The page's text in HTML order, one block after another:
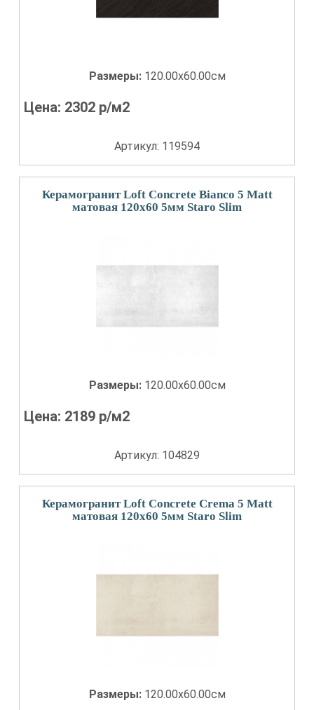
Размеры: 120.00x60.00см
Цена: 2302 р/м2
Артикул: 119594
Керамогранит Loft Concrete Bianco 5 Matt
матовая 120x60 5мм Staro Slim
Размеры: 120.00x60.00см
Цена: 2189 р/м2
Артикул: 104829
Керамогранит Loft Concrete Crema 5 Matt
матовая 120x60 5мм Staro Slim
Размеры: 120.00x60.00см